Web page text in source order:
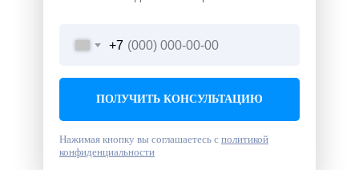
+7
ПОЛУЧИТЬ КОНСУЛЬТАЦИЮ
Нажимая кнопку вы соглашаетесь с политикой
конфиденциальности